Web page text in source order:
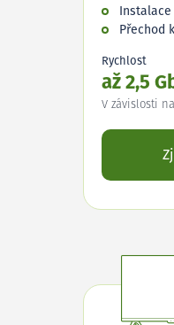
Instalace
Přechod
Rychlost
až 2,5
V závislosti